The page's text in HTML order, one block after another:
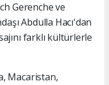
Gerenche ve
Abdulla Hacı'dan
farklı kültürlerle
Macaristan,